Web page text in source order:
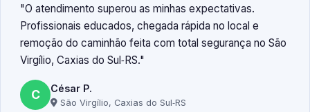
O atendimento superou as minhas expectativas.
Profissionais educados, chegada rápida no local e
remoção do caminhão feita com total segurança no São
Virgílio, Caxias do Sul‑RS.
C César P.
São Virgílio, Caxias do Sul‑RS